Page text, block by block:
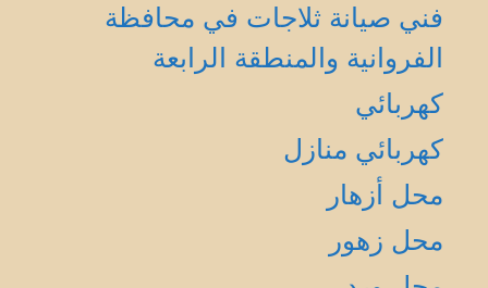
فني صيانة ثلاجات في محافظة
الفروانية والمنطقة الرابعة
كهربائي
كهربائي منازل
محل أزهار
محل زهور